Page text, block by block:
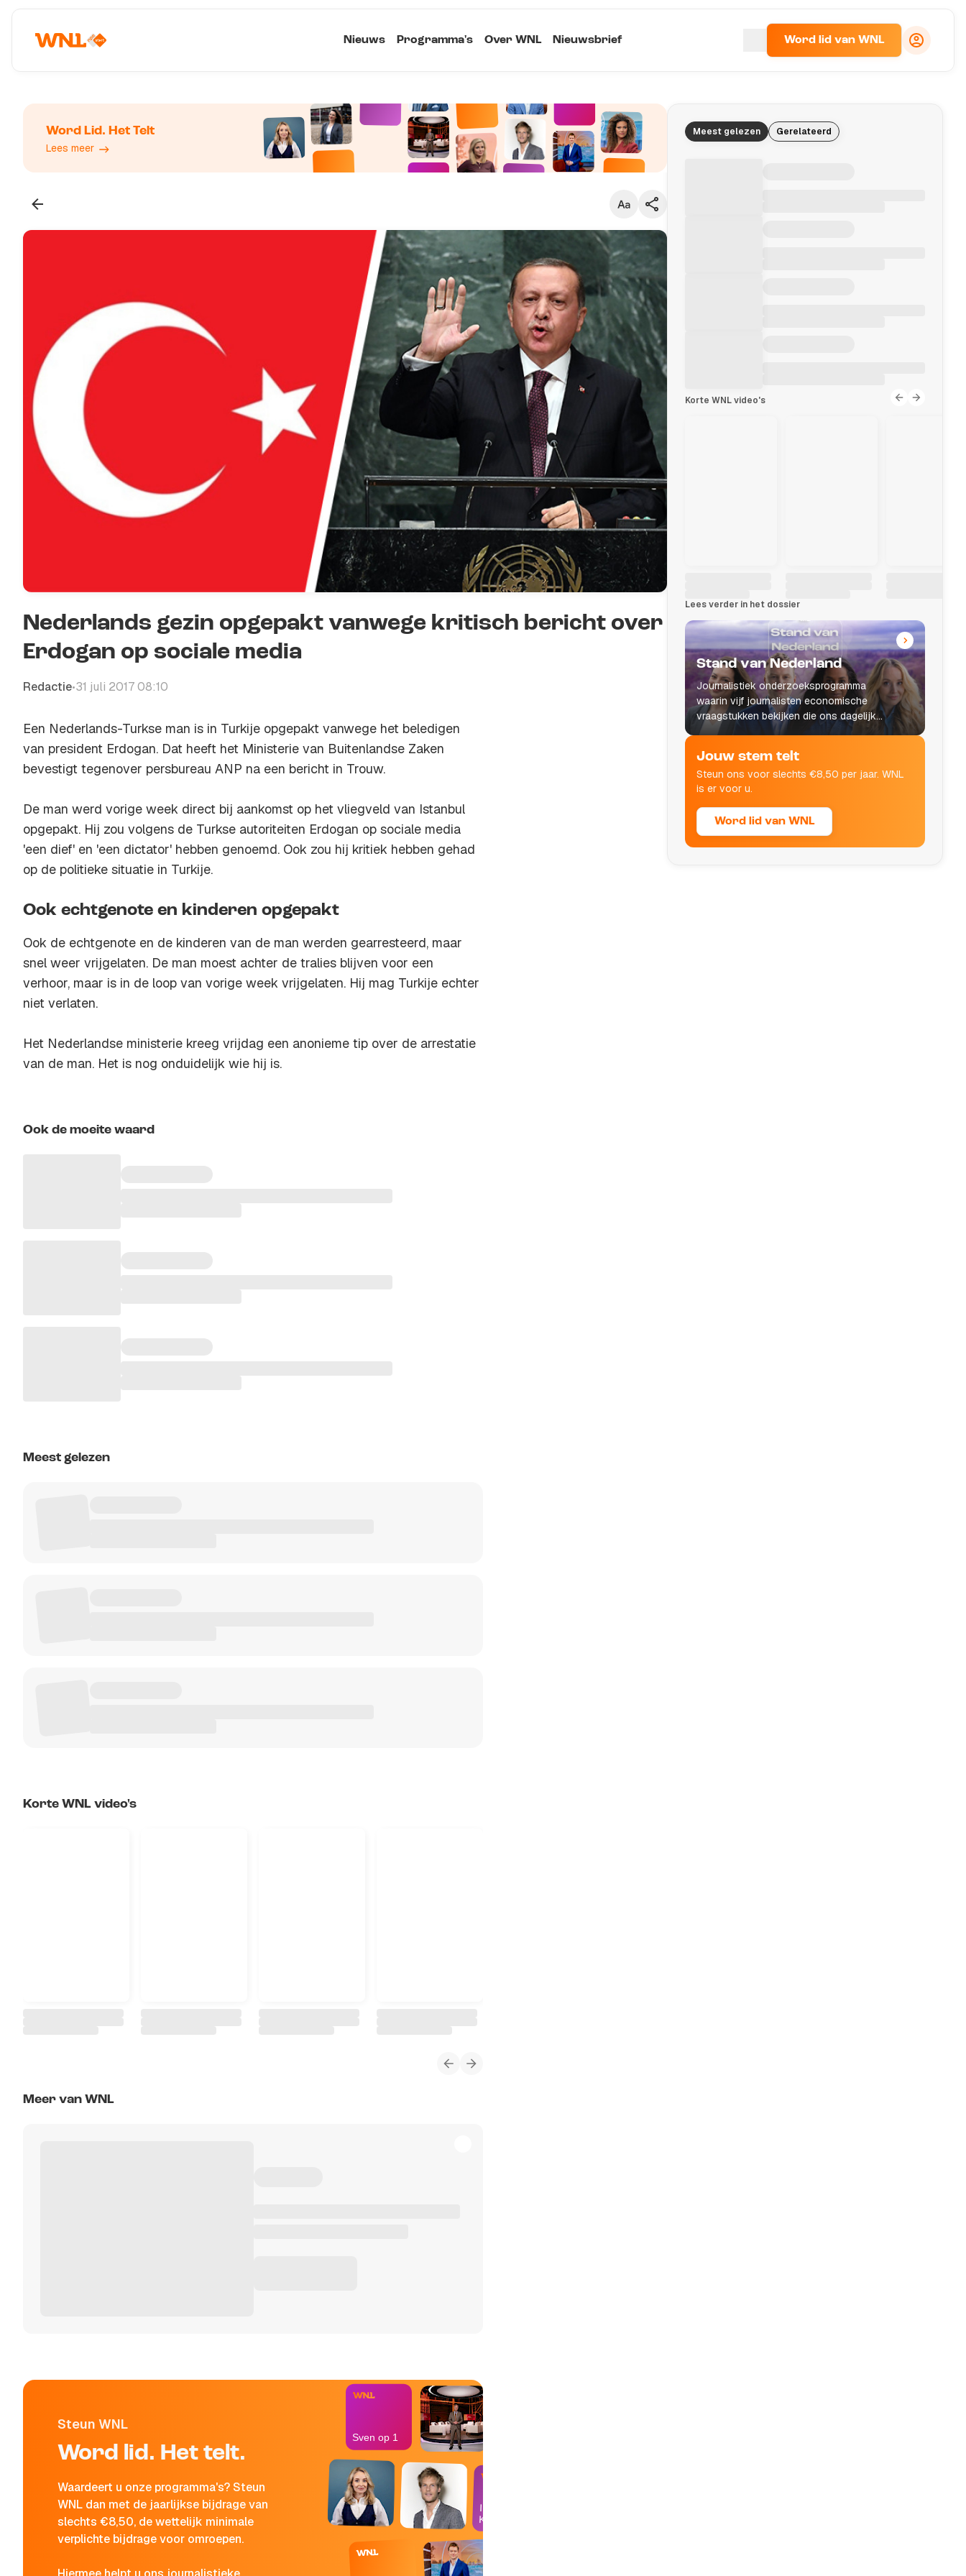
Nieuws Programma's Over WNL Nieuwsbrief Word lid van WNL
Word Lid. Het Telt
Lees meer
Standaard
Groot
Kopieer link
Nederlands gezin opgepakt vanwege kritisch bericht over
Erdogan op sociale media
Redactie•31 juli 2017 08:10
Een Nederlands-Turkse man is in Turkije opgepakt vanwege het beledigen
van president Erdogan. Dat heeft het Ministerie van Buitenlandse Zaken
bevestigt tegenover persbureau ANP na een bericht in Trouw.
De man werd vorige week direct bij aankomst op het vliegveld van Istanbul
opgepakt. Hij zou volgens de Turkse autoriteiten Erdogan op sociale media
'een dief' en 'een dictator' hebben genoemd. Ook zou hij kritiek hebben gehad
op de politieke situatie in Turkije.
Ook echtgenote en kinderen opgepakt
Ook de echtgenote en de kinderen van de man werden gearresteerd, maar
snel weer vrijgelaten. De man moest achter de tralies blijven voor een
verhoor, maar is in de loop van vorige week vrijgelaten. Hij mag Turkije echter
niet verlaten.
Het Nederlandse ministerie kreeg vrijdag een anonieme tip over de arrestatie
van de man. Het is nog onduidelijk wie hij is.
Ook de moeite waard
Meest gelezen
Korte WNL video's
Meer van WNL
Steun WNL
Word lid. Het telt.
Waardeert u onze programma's? Steun
WNL dan met de jaarlijkse bijdrage van
slechts €8,50, de wettelijk minimale
verplichte bijdrage voor omroepen.
In de
Kantine
Sven op 1
Meest gelezen Gerelateerd
Korte WNL video's
Lees verder in het dossier
Stand van Nederland
Journalistiek onderzoeksprogramma
waarin vijf journalisten economische
vraagstukken bekijken die ons dagelijks
leven raken.
Jouw stem telt
Steun ons voor slechts €8,50 per jaar. WNL
is er voor u.
Word lid van WNL